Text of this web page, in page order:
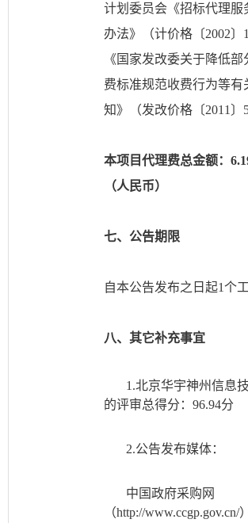
计划委员会《招标代理服
办法》（计价格〔2002〕
《国家发改委关于降低
费标准规范收费行为等有
知》（发改价格〔2011〕
本项目代理费总金额：
（人民币）
七、公告期限
自本公告发布之日起1个
八、其它补充事宜
1.北京华宇神州信息
的评审总得分：96.94分
2.公告发布媒体：
中国政府采购网
（http://www.ccgp.gov.cn/